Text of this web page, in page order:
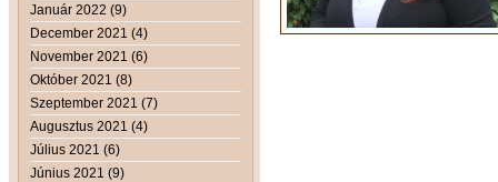
Január 2022 (9)
December 2021 (4)
November 2021 (6)
Október 2021 (8)
Szeptember 2021 (7)
Augusztus 2021 (4)
Július 2021 (6)
Június 2021 (9)